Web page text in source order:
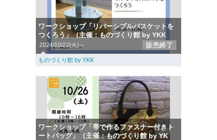
ワークショップ「リバーシブルバスケットを
つくろう」（主催：ものづくり館 by YKK
2024/10/22(火)～ 販売終了
ものづくり館 by YKK
ワークショップ「帯で作るファスナー付きト
ートバッグ」（主催：ものづくり館 by YK